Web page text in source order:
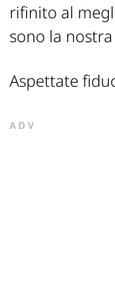
rifinito al
sono la
Aspettate
ADV